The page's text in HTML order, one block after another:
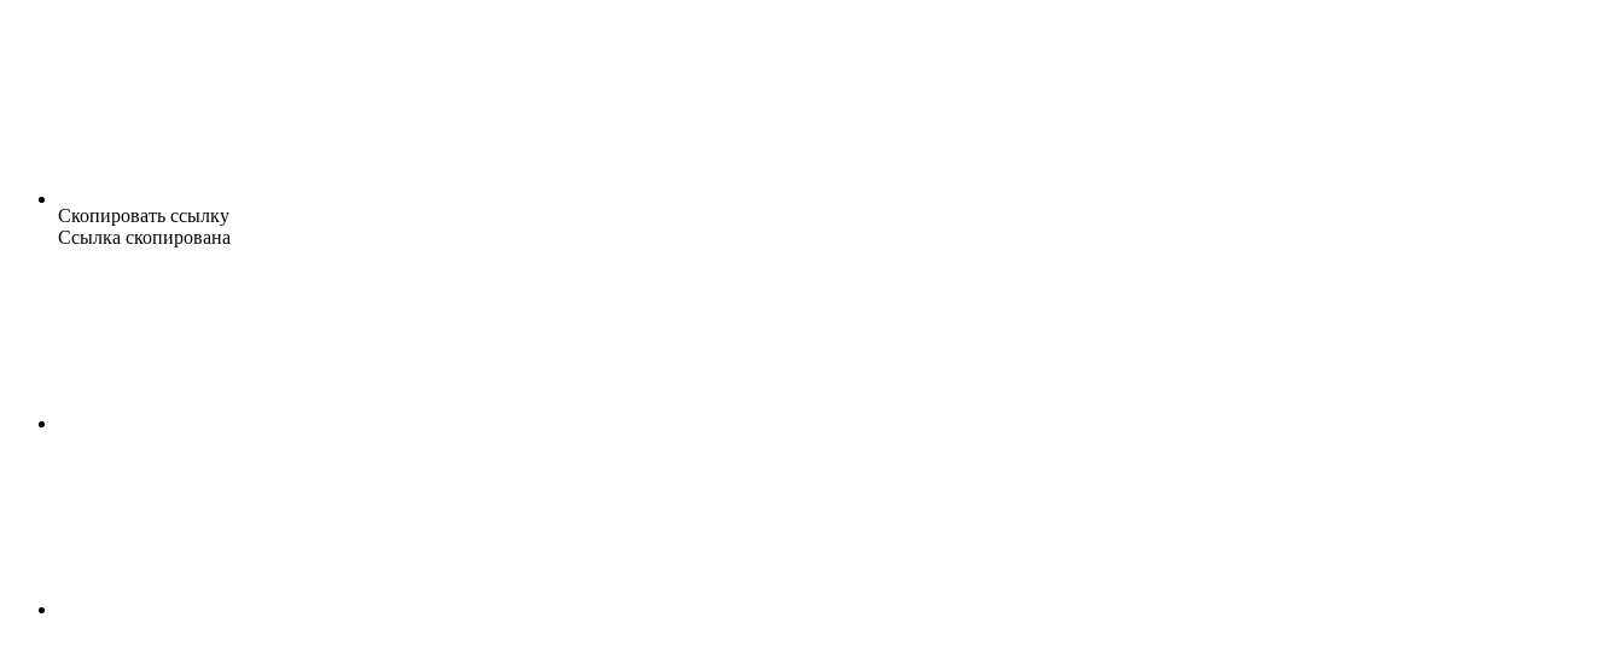
Скопировать ссылку
Ссылка скопирована